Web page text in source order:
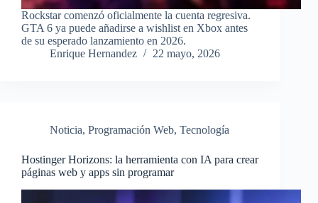
Rockstar comenzó oficialmente la cuenta regresiva.
GTA 6 ya puede añadirse a wishlist en Xbox antes
de su esperado lanzamiento en 2026.
Enrique Hernandez
22 mayo, 2026
Noticia, Programación Web, Tecnología
Hostinger Horizons: la herramienta con IA para crear
páginas web y apps sin programar